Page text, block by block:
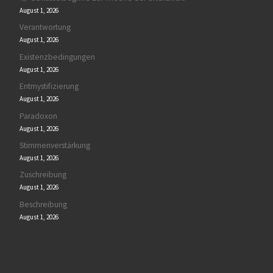
August 1, 2026
Verantwortung
August 1, 2026
Existenzbedingungen
August 1, 2026
Entmystifizierung
August 1, 2026
Paradoxon
August 1, 2026
Stimmenverstärkung
August 1, 2026
Zuschreibung
August 1, 2026
Beschreibung
August 1, 2026